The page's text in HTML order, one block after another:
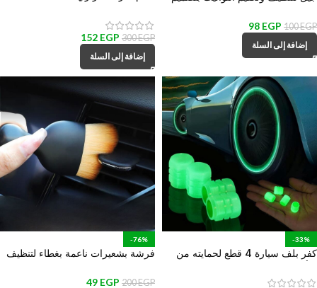
100EGP
98 EGP
إضافة إلى السلة
والكابلات والحفاظ عليها من القطع
300EGP
152 EGP
إضافة إلى السلة
-33%
كفر بلف سيارة 4 قطع لحمايته من
الكوتش
-76%
فرشة بشعيرات ناعمة بغطاء لتنظيف
200EGP
49 EGP